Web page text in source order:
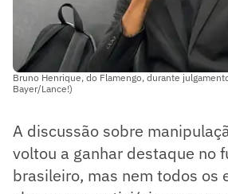
Bruno Henrique, do Flamengo, durante
Bayer/Lance!)
A discussão sobre
voltou a ganhar destaque no
brasileiro, mas nem todos os